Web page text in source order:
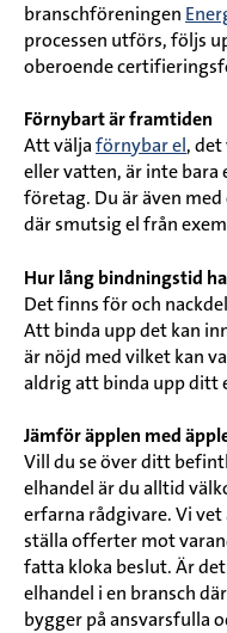
branschföreningen
processen utförs, följs
oberoende
Förnybart är framtiden
Att välja förnybar el , det
eller vatten, är inte
företag. Du är även
där smutsig el från
Hur lång bindningstid
Det finns för och
Att binda upp det kan
är nöjd med vilket kan
aldrig att binda upp ditt
Jämför äpplen med
Vill du se över ditt
elhandel är du alltid
erfarna rådgivare. Vi
ställa offerter mot
fatta kloka beslut. Är
elhandel i en bransch
bygger på ansvarsfulla